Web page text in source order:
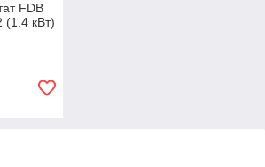
FDB
(1.4 кВт)